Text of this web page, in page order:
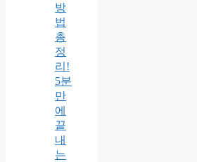
방
법
총
정
리!
5분
만
에
끝
내
는